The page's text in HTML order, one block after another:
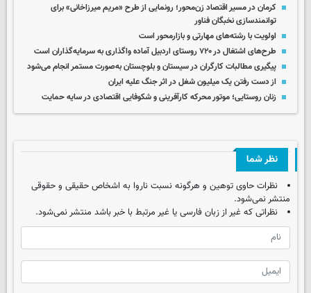
کرمان در مسیر اقتصاد زن‌محور؛ رونمایی از طرح «مریم میرزاخانی» برای
توانمندسازی نخبگان فناور
اولویت با رشته‌های مهارتی و بازارمحور است
طرح‌های اشتغال در ۷۲۰ روستای اردبیل آماده واگذاری به سرمایه‌گذاران است
پیگیری مطالبات کارگران در سیستان و بلوچستان به‌صورت مستمر انجام می‌شود
از دست رفتن یک میلیون شغل در اثر جنگ علیه ایران
زنان روستایی؛ موتور محرکه کارآفرینی و شکوفایی اقتصادی در سایه حمایت
نظر شما
نظرات حاوی توهین و هرگونه نسبت ناروا به اشخاص حقیقی و حقوقی
منتشر نمی‌شود.
نظراتی که غیر از زبان فارسی یا غیر مرتبط با خبر باشد منتشر نمی‌شود.